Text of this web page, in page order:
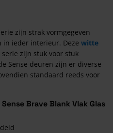
zijn strak vormgegeven
in ieder interieur. Deze witte
serie zijn stuk voor stuk
Sense deuren zijn er diverse
standaard reeds voor
Brave Blank Vlak Glas